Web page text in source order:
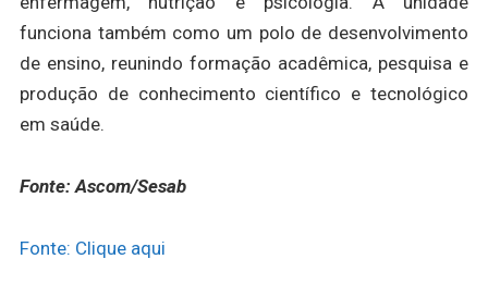
funciona também como um polo de desenvolvimento
de ensino, reunindo formação acadêmica, pesquisa e
produção de conhecimento científico e tecnológico
em saúde.
Fonte: Ascom/Sesab
Fonte: Clique aqui